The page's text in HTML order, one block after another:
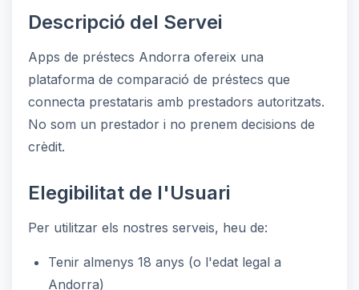
Descripció del Servei
Apps de préstecs Andorra ofereix una
plataforma de comparació de préstecs que
connecta prestataris amb prestadors autoritzats.
No som un prestador i no prenem decisions de
crèdit.
Elegibilitat de l'Usuari
Per utilitzar els nostres serveis, heu de:
Tenir almenys 18 anys (o l'edat legal a
Andorra)